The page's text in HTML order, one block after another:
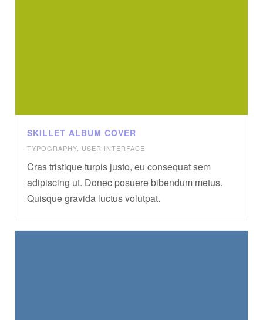
SKILLET ALBUM COVER
TYPOGRAPHY, USER INTERFACE
Cras tristique turpis justo, eu consequat sem
adipiscing ut. Donec posuere bibendum metus.
Quisque gravida luctus volutpat.